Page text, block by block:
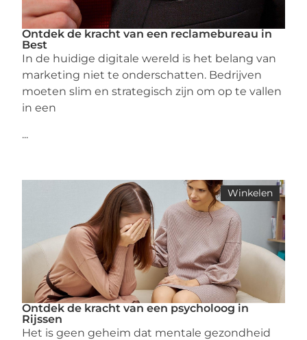
Ontdek de kracht van een reclamebureau in
Best
In de huidige digitale wereld is het belang van
marketing niet te onderschatten. Bedrijven
moeten slim en strategisch zijn om op te vallen
in een
...
Winkelen
Ontdek de kracht van een psycholoog in
Rijssen
Het is geen geheim dat mentale gezondheid